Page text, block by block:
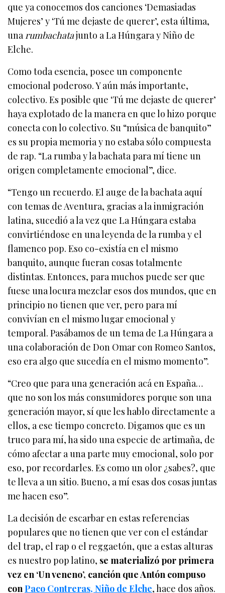
que ya conocemos dos canciones ‘Demasiadas
Mujeres’ y ‘Tú me dejaste de querer’, esta última,
unarumbachatajunto a La Húngara y Niño de
Elche.
Como toda esencia, posee un componente
emocional poderoso. Y aún más importante,
colectivo. Es posible que ‘Tú me dejaste de querer’
haya explotado de la manera en que lo hizo porque
conecta con lo colectivo. Su “música de banquito”
es su propia memoria y no estaba sólo compuesta
de rap. “La rumba y la bachata para mí tiene un
origen completamente emocional”, dice.
“Tengo un recuerdo. El auge de la bachata aquí
con temas de Aventura, gracias a la inmigración
latina, sucedió a la vez que La Húngara estaba
convirtiéndose en una leyenda de la rumba y el
flamenco pop. Eso co-existía en el mismo
banquito, aunque fueran cosas totalmente
distintas. Entonces, para muchos puede ser que
fuese una locura mezclar esos dos mundos, que en
principio no tienen que ver, pero para mí
convivían en el mismo lugar emocional y
temporal. Pasábamos de un tema de La Húngara a
una colaboración de Don Omar con Romeo Santos,
eso era algo que sucedía en el mismo momento”.
“Creo que para una generación acá en España…
que no son los más consumidores porque son una
generación mayor, sí que les hablo directamente a
ellos, a ese tiempo concreto. Digamos que es un
truco para mí, ha sido una especie de artimaña, de
cómo afectar a una parte muy emocional, solo por
eso, por recordarles. Es como un olor ¿sabes?, que
te lleva a un sitio. Bueno, a mí esas dos cosas juntas
me hacen eso”.
La decisión de escarbar en estas referencias
populares que no tienen que ver con el estándar
del trap, el rap o el reggaetón, que a estas alturas
es nuestro pop latino, se materializó por primera
vez en ‘Un veneno’, canción que Antón compuso
conPaco Contreras, Niño de Elche, hace dos años.